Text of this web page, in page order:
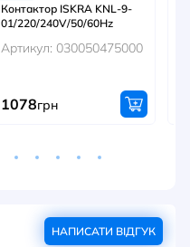
Контактор ISKRA KNL-9-
01/220/240V/50/60Hz
Артикул: 030050475000
1078грн
НАПИСАТИ ВІДГУК